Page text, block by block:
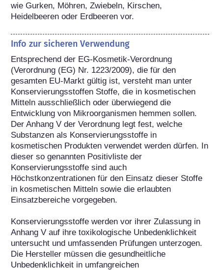
wie Gurken, Möhren, Zwiebeln, Kirschen,
Heidelbeeren oder Erdbeeren vor.
Info zur sicheren Verwendung
Entsprechend der EG-Kosmetik-Verordnung
(Verordnung (EG) Nr. 1223/2009), die für den
gesamten EU-Markt gültig ist, versteht man unter
Konservierungsstoffen Stoffe, die in kosmetischen
Mitteln ausschließlich oder überwiegend die
Entwicklung von Mikroorganismen hemmen sollen.
Der Anhang V der Verordnung legt fest, welche
Substanzen als Konservierungsstoffe in
kosmetischen Produkten verwendet werden dürfen. In
dieser so genannten Positivliste der
Konservierungsstoffe sind auch
Höchstkonzentrationen für den Einsatz dieser Stoffe
in kosmetischen Mitteln sowie die erlaubten
Einsatzbereiche vorgegeben.
Konservierungsstoffe werden vor ihrer Zulassung in
Anhang V auf ihre toxikologische Unbedenklichkeit
untersucht und umfassenden Prüfungen unterzogen.
Die Hersteller müssen die gesundheitliche
Unbedenklichkeit in umfangreichen